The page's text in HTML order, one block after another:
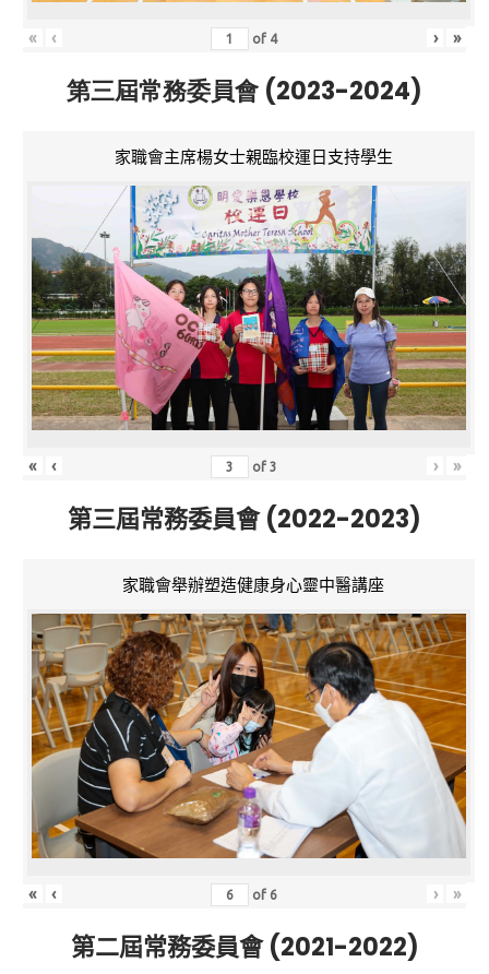
« ‹ of 4 › »
第三屆常務委員會 (2023-2024)
家職會主席楊女士親臨校運日支持學生
« ‹ of3 › »
第三屆常務委員會 (2022-2023)
家職會舉辦塑造健康身心靈中醫講座
« ‹ of 6 › »
第二屆常務委員會 (2021-2022)